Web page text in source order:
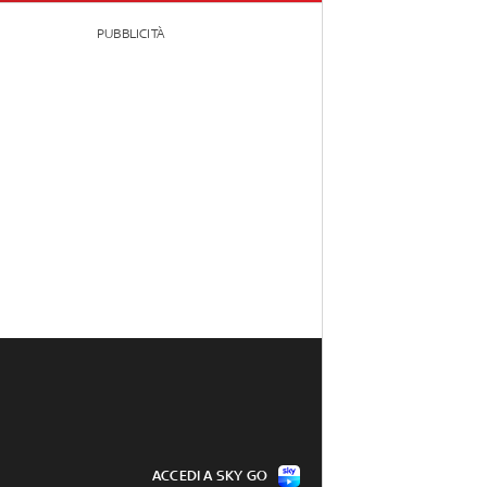
PUBBLICITÀ
ACCEDI A SKY GO